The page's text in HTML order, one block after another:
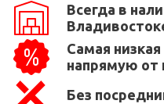
Всегда в
Самая
напрямую от
Без